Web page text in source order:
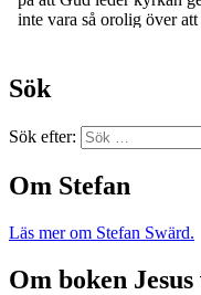
Sök
Sök efter:
Om Stefan
Läs mer om Stefan Swärd.
Om boken